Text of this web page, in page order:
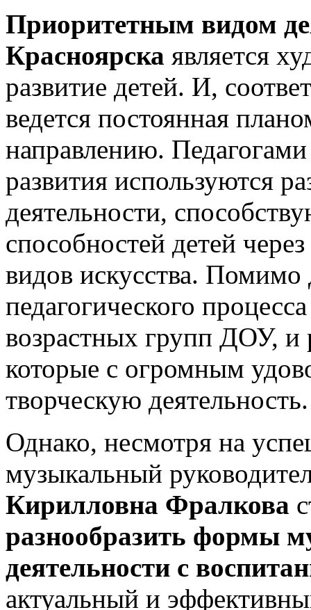
Приоритетным видом
Красноярска является
развитие детей. И,
ведется постоянная
направлению. Педагогами
развития используются
деятельности,
способностей детей
видов искусства.
педагогического
возрастных групп ДОУ, и
которые с огромным
творческую деятельность.
Однако, несмотря на
музыкальный
Кирилловна Фралкова
разнообразить формы
деятельности с
актуальный и